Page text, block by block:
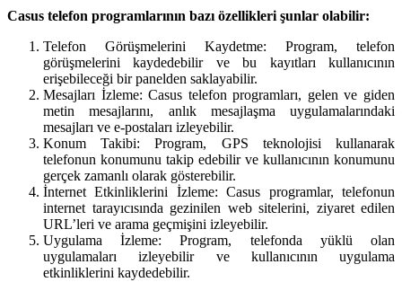
Casus telefon programlarının bazı özellikleri şunlar olabilir:
Telefon Görüşmelerini Kaydetme: Program, telefon
görüşmelerini kaydedebilir ve bu kayıtları kullanıcının
erişebileceği bir panelden saklayabilir.
Mesajları İzleme: Casus telefon programları, gelen ve giden
metin mesajlarını, anlık mesajlaşma uygulamalarındaki
mesajları ve e-postaları izleyebilir.
Konum Takibi: Program, GPS teknolojisi kullanarak
telefonun konumunu takip edebilir ve kullanıcının konumunu
gerçek zamanlı olarak gösterebilir.
İnternet Etkinliklerini İzleme: Casus programlar, telefonun
internet tarayıcısında gezinilen web sitelerini, ziyaret edilen
URL’leri ve arama geçmişini izleyebilir.
Uygulama İzleme: Program, telefonda yüklü olan
uygulamaları izleyebilir ve kullanıcının uygulama
etkinliklerini kaydedebilir.